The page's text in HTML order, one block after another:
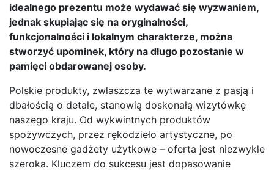
idealnego prezentu może wydawać się wyzwaniem,
jednak skupiając się na oryginalności,
funkcjonalności i lokalnym charakterze, można
stworzyć upominek, który na długo pozostanie w
pamięci obdarowanej osoby.
Polskie produkty, zwłaszcza te wytwarzane z pasją i
dbałością o detale, stanowią doskonałą wizytówkę
naszego kraju. Od wykwintnych produktów
spożywczych, przez rękodzieło artystyczne, po
nowoczesne gadżety użytkowe – oferta jest niezwykle
szeroka. Kluczem do sukcesu jest dopasowanie